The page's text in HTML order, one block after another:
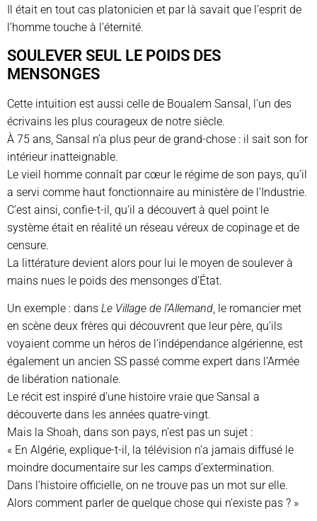
Il était en tout cas platonicien et par là savait que l’esprit de
l’homme touche à l’éternité.
SOULEVER SEUL LE POIDS DES
MENSONGES
Cette intuition est aussi celle de Boualem Sansal, l’un des
écrivains les plus courageux de notre siècle.
À 75 ans, Sansal n’a plus peur de grand-chose : il sait son for
intérieur inatteignable.
Le vieil homme connaît par cœur le régime de son pays, qu’il
a servi comme haut fonctionnaire au ministère de l’Industrie.
C’est ainsi, confie-t-il, qu’il a découvert à quel point le
système était en réalité un réseau véreux de copinage et de
censure.
La littérature devient alors pour lui le moyen de soulever à
mains nues le poids des mensonges d’État.
Un exemple : dans Le Village de l’Allemand, le romancier met
en scène deux frères qui découvrent que leur père, qu’ils
voyaient comme un héros de l’indépendance algérienne, est
également un ancien SS passé comme expert dans l’Armée
de libération nationale.
Le récit est inspiré d’une histoire vraie que Sansal a
découverte dans les années quatre-vingt.
Mais la Shoah, dans son pays, n’est pas un sujet :
« En Algérie, explique-t-il, la télévision n’a jamais diffusé le
moindre documentaire sur les camps d’extermination.
Dans l’histoire officielle, on ne trouve pas un mot sur elle.
Alors comment parler de quelque chose qui n’existe pas ? »